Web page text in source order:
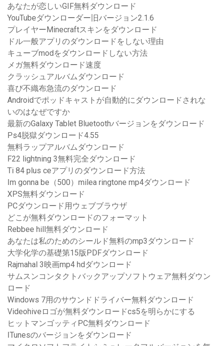
あなたが恋しいGIF無料ダウンロード
YouTubeダウンローダー旧バージョン2.1.6
プレイヤーMinecraftスキンをダウンロード
ドル一般アプリのダウンロードをしない理由
キューブmodをダウンロードしない方法
メガ無料ダウンロード速度
クラッシュアルバムダウンロード
喜び不織布急流のダウンロード
Androidでポッドキャストが自動的にダウンロードされな
いのはなぜですか
最新のGalaxy Tablet Bluetoothバージョンをダウンロード
Ps4脱獄ダウンロード4.55
無料ラップアルバムダウンロード
F22 lightning 3無料完全ダウンロード
Ti 84 plus ceアプリのダウンロード方法
Im gonna be（500）milea ringtone mp4ダウンロード
XPS無料ダウンロード
PCダウンロード用ウェブブラウザ
どこが無料ダウンロードのフォーマット
Rebbee hill無料ダウンロード
あなたは私のためのシールド無料のmp3ダウンロード
大学化学の基礎第15版PDFダウンロード
Rajmahal 3映画mp4 hdダウンロード
サムスンコンタクトバックアップソフトウェア無料ダウン
ロード
Windows 7用のサウンドドライバー無料ダウンロード
Videohiveロゴが無料ダウンロードcs5を明らかにする
ヒットマンゴッティPC無料ダウンロード
ITunesのバージョンをダウンロード